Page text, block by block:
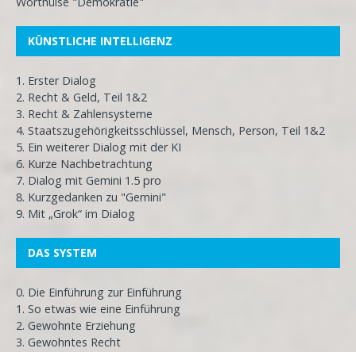
KÜNSTLICHE INTELLIGENZ
1. Erster Dialog
2. Recht & Geld, Teil 1&2
3. Recht & Zahlensysteme
4. Staatszugehörigkeitsschlüssel, Mensch, Person, Teil 1&2
5. Ein weiterer Dialog mit der KI
6. Kurze Nachbetrachtung
7. Dialog mit Gemini 1.5 pro
8. Kurzgedanken zu "Gemini"
9. Mit „Grok“ im Dialog
DAS SYSTEM
0. Die Einführung zur Einführung
1. So etwas wie eine Einführung
2. Gewohnte Erziehung
3. Gewohntes Recht